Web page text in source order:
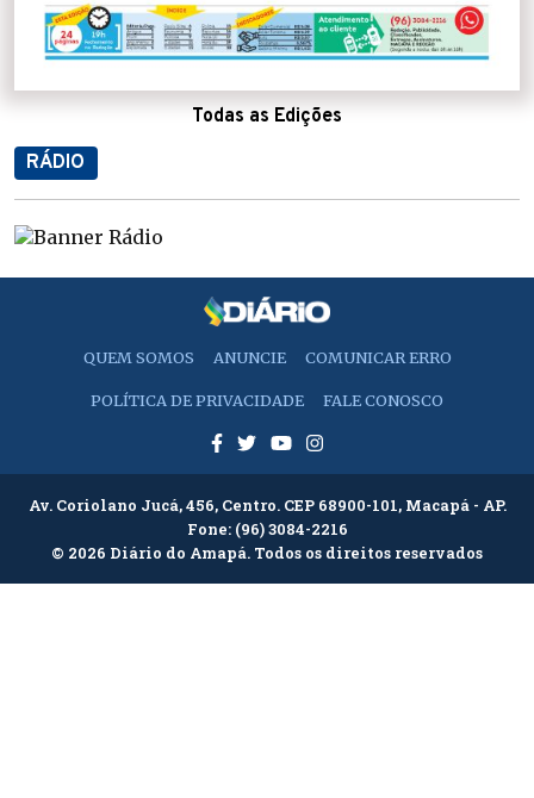
Todas as Edições
RÁDIO
QUEM SOMOS ANUNCIE COMUNICAR ERRO
POLÍTICA DE PRIVACIDADE FALE CONOSCO
Av. Coriolano Jucá, 456, Centro. CEP 68900-101, Macapá - AP.
Fone: (96) 3084-2216
© 2026 Diário do Amapá. Todos os direitos reservados